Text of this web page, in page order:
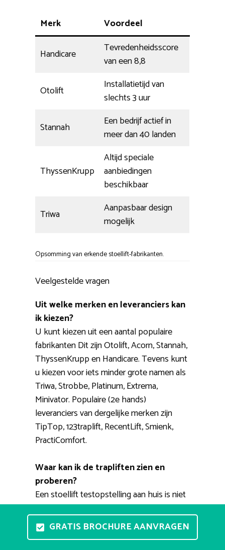
Merk Voordeel
Handicare
Tevredenheidsscore
van een 8,8
Otolift
Installatietijd van
slechts 3 uur
Stannah
Een bedrijf actief in
meer dan 40 landen
ThyssenKrupp
Altijd speciale
aanbiedingen
beschikbaar
Triwa
Aanpasbaar design
mogelijk
Opsomming van erkende stoellift-fabrikanten.
Veelgestelde vragen
Uit welke merken en leveranciers kan
ik kiezen?
U kunt kiezen uit een aantal populaire
fabrikanten Dit zijn Otolift, Acorn, Stannah,
ThyssenKrupp en Handicare. Tevens kunt
u kiezen voor iets minder grote namen als
Triwa, Strobbe, Platinum, Extrema,
Minivator. Populaire (2e hands)
leveranciers van dergelijke merken zijn
TipTop, 123traplift, RecentLift, Smienk,
PractiComfort.
Waar kan ik de trapliften zien en
proberen?
Een stoellift testopstelling aan huis is niet
mogelijk. Er bestaan tal van showrooms
waar u meerdere modellen kunt zien en
waar u een proefrit kunt maken. Een
GRATIS BROCHURE AANVRAGEN